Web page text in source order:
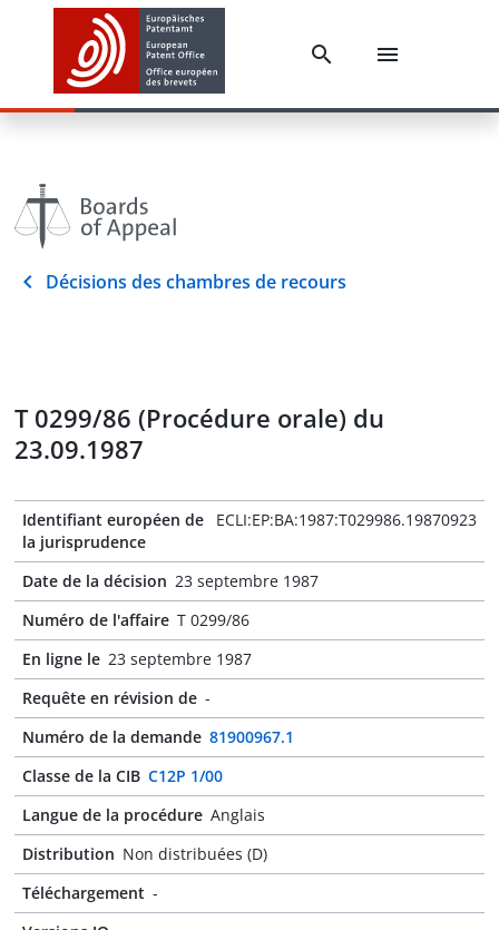
Décisions des chambres de recours
T 0299/86 (Procédure orale) du
23.09.1987
Identifiant européen de
la jurisprudence
ECLI:EP:BA:1987:T029986.19870923
Date de la décision 23 septembre 1987
Numéro de l'affaire T 0299/86
En ligne le 23 septembre 1987
Requête en révision de -
Numéro de la demande 81900967.1
Classe de la CIB C12P 1/00
Langue de la procédure Anglais
Distribution Non distribuées (D)
Téléchargement -